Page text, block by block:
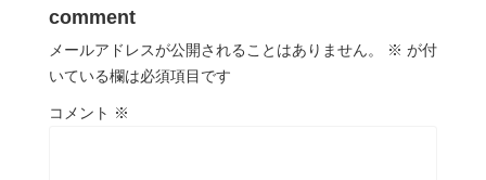
comment
メールアドレスが公開されることはありません。 ※ が付
いている欄は必須項目です
コメント ※